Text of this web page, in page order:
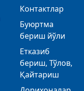
Контактлар
Буюртма
бериш йўли
Етказиб
бериш, Тўлов,
Қайтариш